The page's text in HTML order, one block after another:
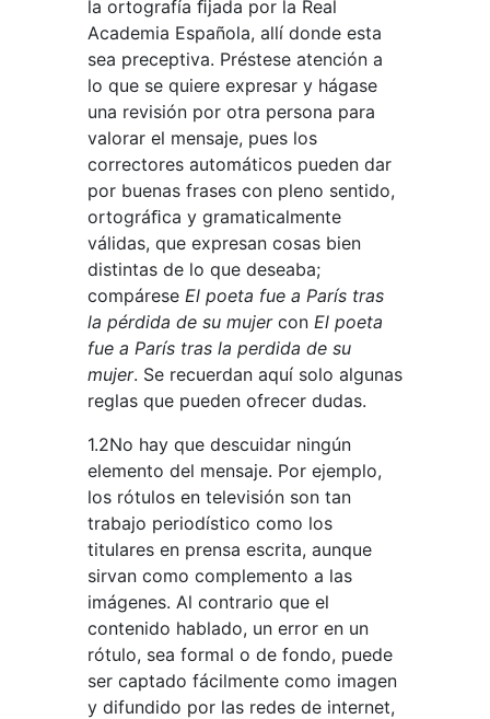
la ortografía ﬁjada por la Real
Academia Española, allí donde esta
sea preceptiva. Préstese atención a
lo que se quiere expresar y hágase
una revisión por otra persona para
valorar el mensaje, pues los
correctores automáticos pueden dar
por buenas frases con pleno sentido,
ortográﬁca y gramaticalmente
válidas, que expresan cosas bien
distintas de lo que deseaba;
compárese El poeta fue a París tras
la pérdida de su mujer con El poeta
fue a París tras la perdida de su
mujer. Se recuerdan aquí solo algunas
reglas que pueden ofrecer dudas.
1.2No hay que descuidar ningún
elemento del mensaje. Por ejemplo,
los rótulos en televisión son tan
trabajo periodístico como los
titulares en prensa escrita, aunque
sirvan como complemento a las
imágenes. Al contrario que el
contenido hablado, un error en un
rótulo, sea formal o de fondo, puede
ser captado fácilmente como imagen
y difundido por las redes de internet,